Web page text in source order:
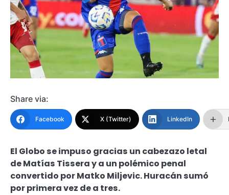
Share via:
Facebook X (Twitter) LinkedIn
El Globo se impuso gracias un cabezazo letal
de Matías Tissera y a un polémico penal
convertido por Matko Miljevic. Huracán sumó
por primera vez de a tres.